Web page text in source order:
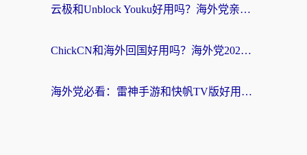
云极和Unblock Youku好用吗？海外党亲测+2026回国加速器避坑指南
ChickCN和海外回国好用吗？海外党2026亲测：从手游到影音，选对加速器的3个关键
海外党必看：雷神手游和快帆TV版好用吗？3步选对回国加速器不踩坑